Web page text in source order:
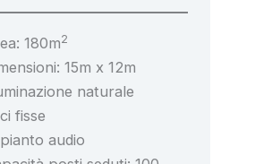
180m2
15m x 12m
naturale
fisse
audio